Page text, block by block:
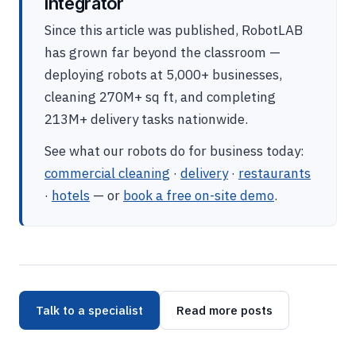
Since this article was published, RobotLAB
has grown far beyond the classroom —
deploying robots at 5,000+ businesses,
cleaning 270M+ sq ft, and completing
213M+ delivery tasks nationwide.
See what our robots do for business today:
commercial cleaning · delivery· restaurants
· hotels — or book a free on-site demo.
Talk to a specialist Read more posts